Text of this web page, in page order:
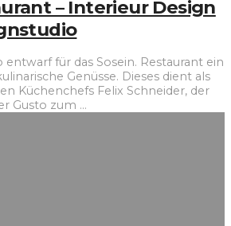
– Interieur Design
entwarf für das Sosein. Restaurant ein
Genüsse. Dieses dient als
Küchenchefs Felix Schneider, der
Gusto zum ...